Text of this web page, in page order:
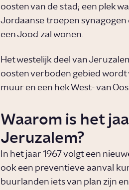
oosten van de stad; een plek
Jordaanse troepen
een Jood zal wonen.
Het westelijk deel van
oosten verboden gebied wordt
muur en een hek West- van
Waarom is het
Jeruzalem?
In het jaar 1967 volgt een
ook een preventieve aanval
buurlanden iets van plan zijn